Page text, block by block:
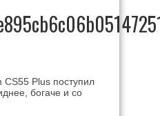
Plus поступил
богаче и со